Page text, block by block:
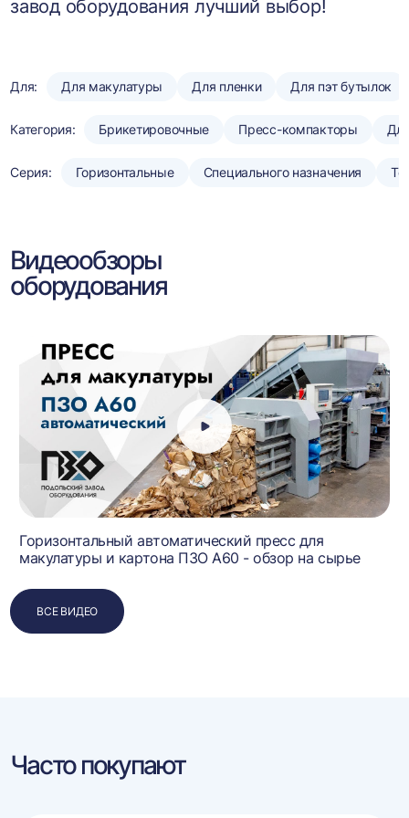
завод оборудования лучший выбор!
Для: Для макулатуры Для пленки Для пэт бутылок
Категория: Брикетировочные Пресс-компакторы
Серия: Горизонтальные Специального назначения
Видеообзоры
оборудования
Горизонтальный автоматический пресс для
макулатуры и картона ПЗО А60 - обзор на сырье
ВСЕ ВИДЕО
Часто покупают